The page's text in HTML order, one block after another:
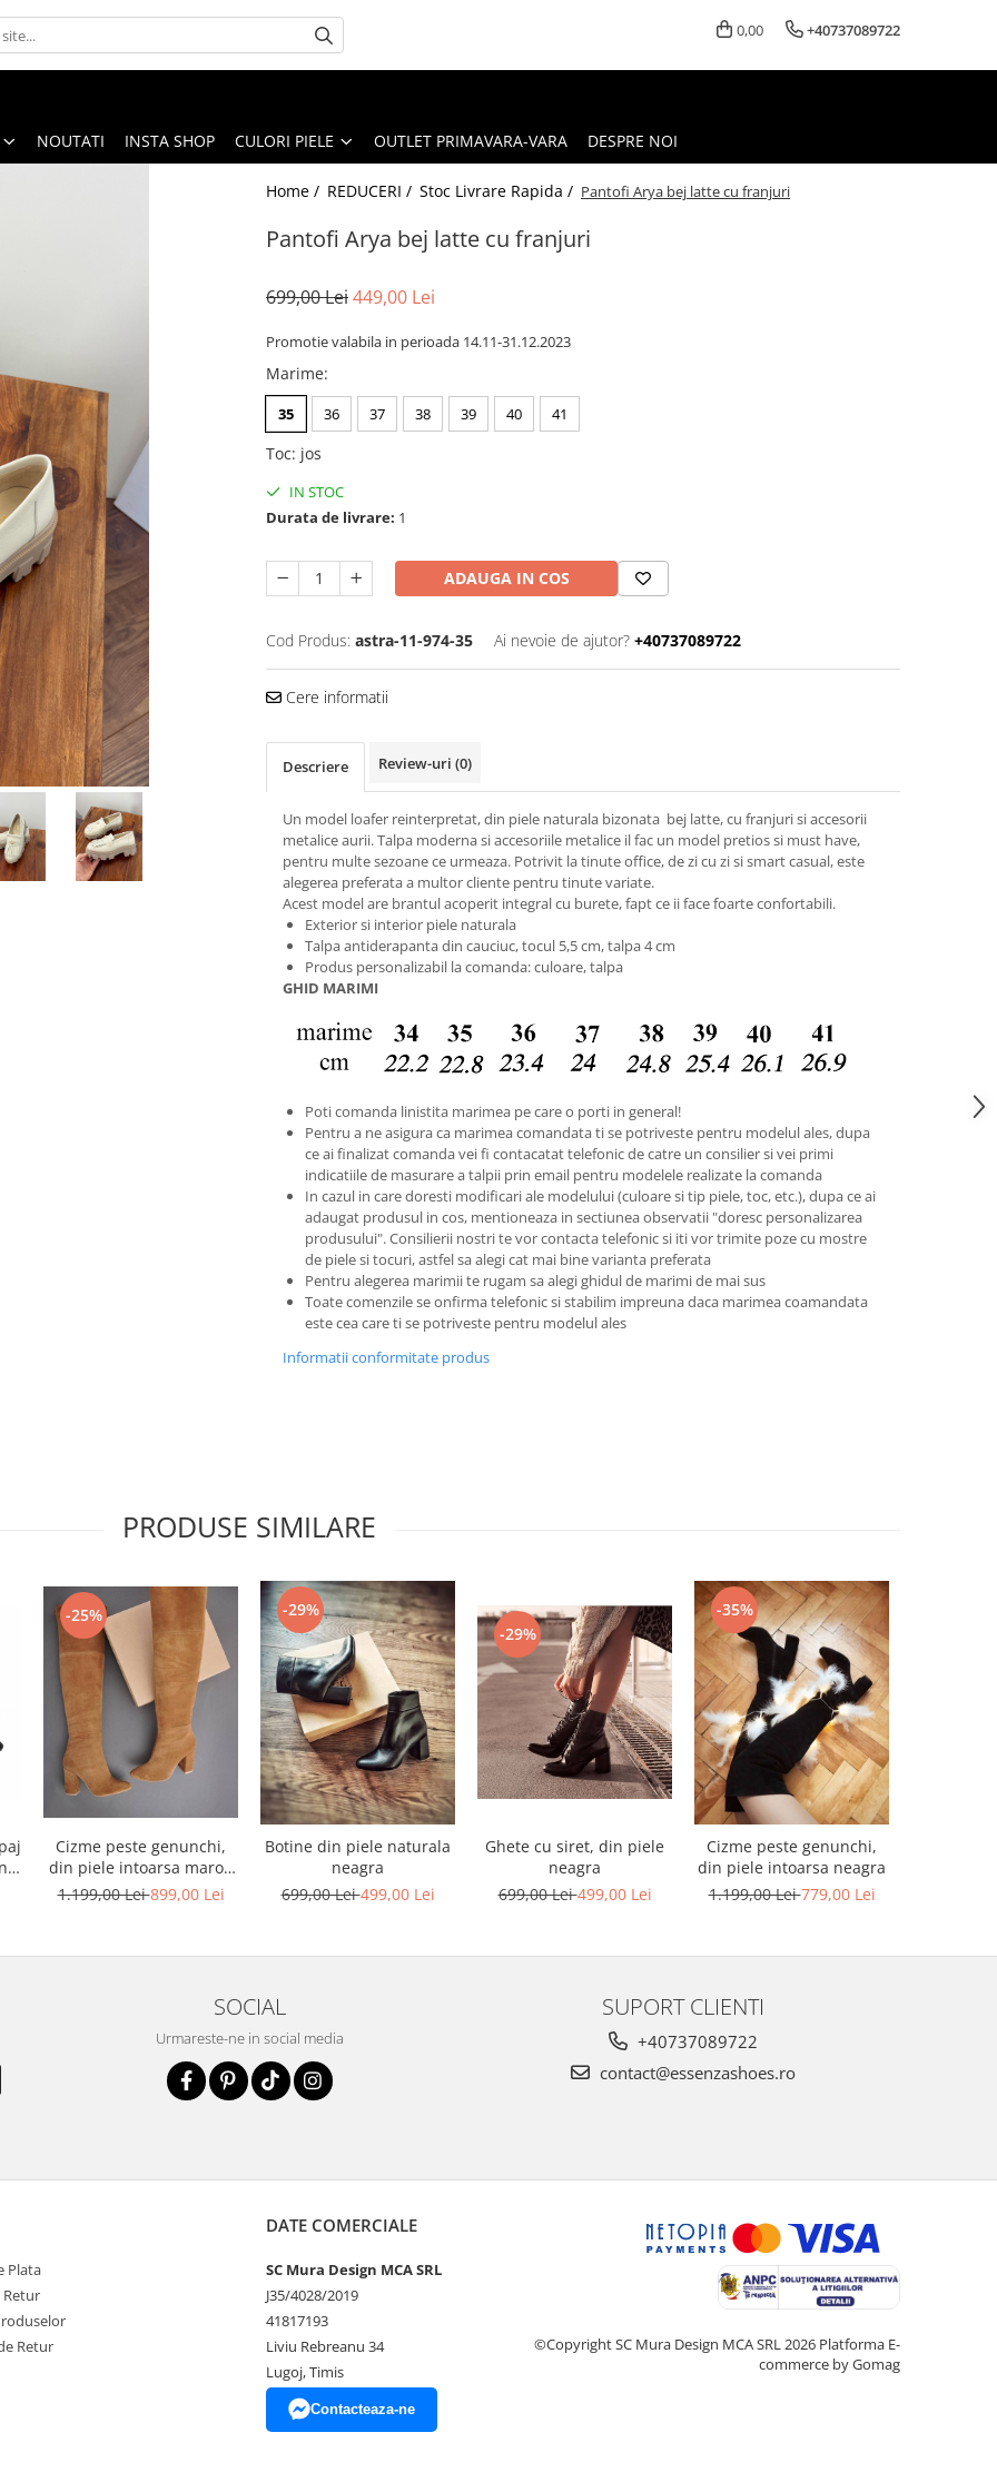
0,00 +40737089722
NOUTATI INSTA SHOP CULORI PIELE OUTLET PRIMAVARA-VARA DESPRE NOI
Home / REDUCERI / Stoc Livrare Rapida / Pantofi Arya bej latte cu franjuri
Pantofi Arya bej latte cu franjuri
699,00 Lei449,00 Lei
Promotie valabila in perioada 14.11-31.12.2023
Marime:
35 36 37 38 39 40 41
Toc: jos
IN STOC
Durata de livrare: 1
ADAUGA IN COS
Cod Produs: astra-11-974-35 Ai nevoie de ajutor? +40737089722
Cere informatii
Descriere Review-uri (0)
Un model loafer reinterpretat, din piele naturala bizonata bej latte, cu franjuri si accesorii
metalice aurii. Talpa moderna si accesoriile metalice il fac un model pretios si must have,
pentru multe sezoane ce urmeaza. Potrivit la tinute office, de zi cu zi si smart casual, este
alegerea preferata a multor cliente pentru tinute variate.
Acest model are brantul acoperit integral cu burete, fapt ce ii face foarte confortabili.
Exterior si interior piele naturala
Talpa antiderapanta din cauciuc, tocul 5,5 cm, talpa 4 cm
Produs personalizabil la comanda: culoare, talpa
GHID MARIMI
Poti comanda linistita marimea pe care o porti in general!
Pentru a ne asigura ca marimea comandata ti se potriveste pentru modelul ales, dupa
ce ai finalizat comanda vei fi contacatat telefonic de catre un consilier si vei primi
indicatiile de masurare a talpii prin email pentru modelele realizate la comanda
In cazul in care doresti modificari ale modelului (culoare si tip piele, toc, etc.), dupa ce ai
adaugat produsul in cos, mentioneaza in sectiunea observatii "doresc personalizarea
produsului". Consilierii nostri te vor contacta telefonic si iti vor trimite poze cu mostre
de piele si tocuri, astfel sa alegi cat mai bine varianta preferata
Pentru alegerea marimii te rugam sa alegi ghidul de marimi de mai sus
Toate comenzile se onfirma telefonic si stabilim impreuna daca marimea coamandata
este cea care ti se potriveste pentru modelul ales
Informatii conformitate produs
PRODUSE SIMILARE
-25%
Cizme peste genunchi,
din piele intoarsa maron
deschis
1.199,00 Lei899,00 Lei
-29%
Botine din piele naturala
neagra
699,00 Lei499,00 Lei
-29%
Ghete cu siret, din piele
neagra
699,00 Lei499,00 Lei
-35%
Cizme peste genunchi,
din piele intoarsa neagra
1.199,00 Lei779,00 Lei
SOCIAL
Urmareste-ne in social media
SUPORT CLIENTI
+40737089722
contact@essenzashoes.ro
Plata
Retur
Retur
DATE COMERCIALE
SC Mura Design MCA SRL
J35/4028/2019
41817193
Liviu Rebreanu 34
Lugoj, Timis
Contacteaza-ne
©Copyright SC Mura Design MCA SRL 2026 Platforma E-
commerce by Gomag